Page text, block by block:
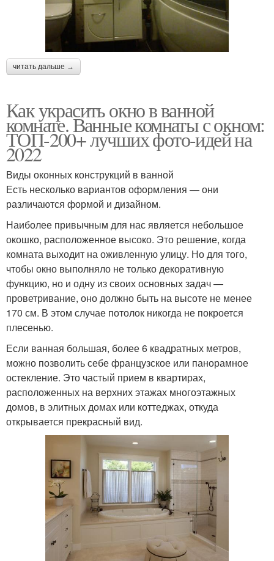
читать дальше →
Как украсить окно в ванной
комнате. Ванные комнаты с окном:
ТОП-200+ лучших фото-идей на
2022
Виды оконных конструкций в ванной
Есть несколько вариантов оформления — они
различаются формой и дизайном.
Наиболее привычным для нас является небольшое
окошко, расположенное высоко. Это решение, когда
комната выходит на оживленную улицу. Но для того,
чтобы окно выполняло не только декоративную
функцию, но и одну из своих основных задач —
проветривание, оно должно быть на высоте не менее
170 см. В этом случае потолок никогда не покроется
плесенью.
Если ванная большая, более 6 квадратных метров,
можно позволить себе французское или панорамное
остекление. Это частый прием в квартирах,
расположенных на верхних этажах многоэтажных
домов, в элитных домах или коттеджах, откуда
открывается прекрасный вид.